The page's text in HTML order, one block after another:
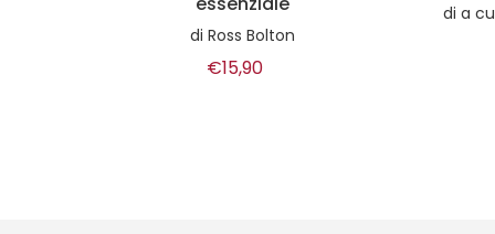
a cura di Luca Signorelli e www.metallus.it
€18,00